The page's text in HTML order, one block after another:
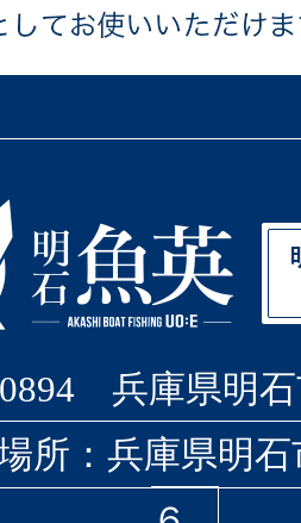
兵庫県明石
所：兵庫県明